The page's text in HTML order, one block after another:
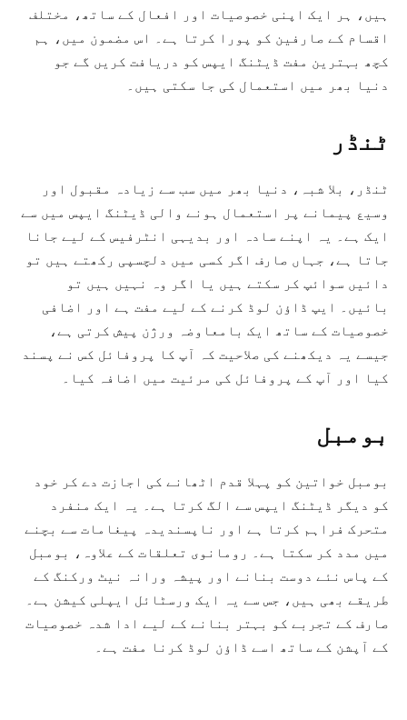
ہیں، ہر ایک اپنی خصوصیات اور افعال کے ساتھ، مختلف
اقسام کے صارفین کو پورا کرتا ہے۔ اس مضمون میں، ہم
کچھ بہترین مفت ڈیٹنگ ایپس کو دریافت کریں گے جو
دنیا بھر میں استعمال کی جا سکتی ہیں۔
ٹنڈر
ٹنڈر، بلا شبہ، دنیا بھر میں سب سے زیادہ مقبول اور
وسیع پیمانے پر استعمال ہونے والی ڈیٹنگ ایپس میں سے
ایک ہے۔ یہ اپنے سادہ اور بدیہی انٹرفیس کے لیے جانا
جاتا ہے، جہاں صارف اگر کسی میں دلچسپی رکھتے ہیں تو
دائیں سوائپ کر سکتے ہیں یا اگر وہ نہیں ہیں تو
بائیں۔ ایپ ڈاؤن لوڈ کرنے کے لیے مفت ہے اور اضافی
خصوصیات کے ساتھ ایک بامعاوضہ ورژن پیش کرتی ہے،
جیسے یہ دیکھنے کی صلاحیت کہ آپ کا پروفائل کس نے پسند
کیا اور آپ کے پروفائل کی مرئیت میں اضافہ کیا۔
بومبل
بومبل خواتین کو پہلا قدم اٹھانے کی اجازت دے کر خود
کو دیگر ڈیٹنگ ایپس سے الگ کرتا ہے۔ یہ ایک منفرد
متحرک فراہم کرتا ہے اور ناپسندیدہ پیغامات سے بچنے
میں مدد کر سکتا ہے۔ رومانوی تعلقات کے علاوہ، بومبل
کے پاس نئے دوست بنانے اور پیشہ ورانہ نیٹ ورکنگ کے
طریقے بھی ہیں، جس سے یہ ایک ورسٹائل ایپلی کیشن ہے۔
صارف کے تجربے کو بہتر بنانے کے لیے ادا شدہ خصوصیات
کے آپشن کے ساتھ اسے ڈاؤن لوڈ کرنا مفت ہے۔